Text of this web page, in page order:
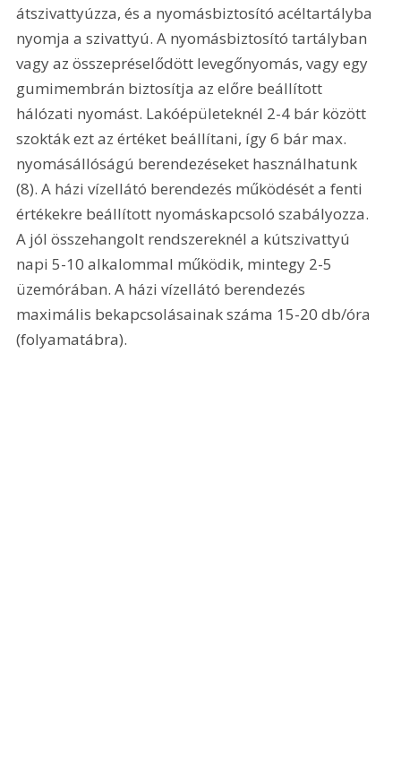
átszivattyúzza, és a nyomásbiztosító acéltartályba
nyomja a szivattyú. A nyomásbiztosító tartályban
vagy az összepréselődött levegőnyomás, vagy egy
gumimembrán biztosítja az előre beállított
hálózati nyomást. Lakóépületeknél 2-4 bár között
szokták ezt az értéket beállítani, így 6 bár max.
nyomásállóságú berendezéseket használhatunk
(8). A házi vízellátó berendezés működését a fenti
értékekre beállított nyomáskapcsoló szabályozza.
A jól összehangolt rendszereknél a kútszivattyú
napi 5-10 alkalommal működik, mintegy 2-5
üzemórában. A házi vízellátó berendezés
maximális bekapcsolásainak száma 15-20 db/óra
(folyamatábra).